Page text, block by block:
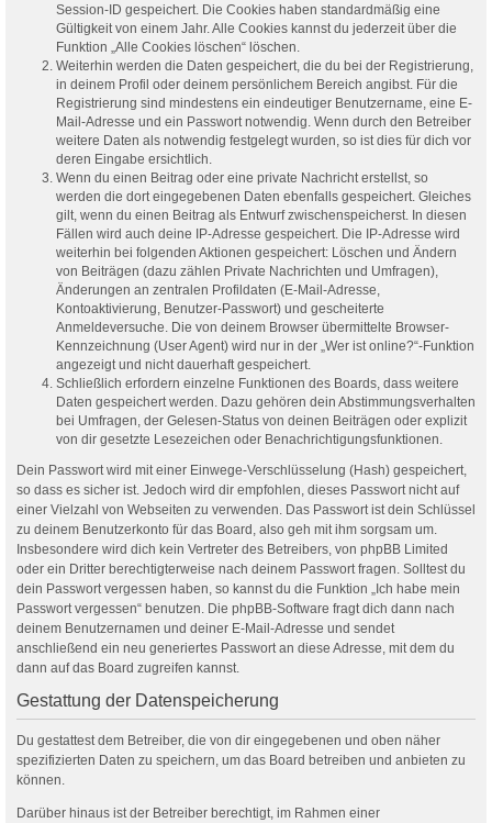
Session-ID gespeichert. Die Cookies haben standardmäßig eine
Gültigkeit von einem Jahr. Alle Cookies kannst du jederzeit über die
Funktion „Alle Cookies löschen“ löschen.
Weiterhin werden die Daten gespeichert, die du bei der Registrierung,
in deinem Profil oder deinem persönlichem Bereich angibst. Für die
Registrierung sind mindestens ein eindeutiger Benutzername, eine E-
Mail-Adresse und ein Passwort notwendig. Wenn durch den Betreiber
weitere Daten als notwendig festgelegt wurden, so ist dies für dich vor
deren Eingabe ersichtlich.
Wenn du einen Beitrag oder eine private Nachricht erstellst, so
werden die dort eingegebenen Daten ebenfalls gespeichert. Gleiches
gilt, wenn du einen Beitrag als Entwurf zwischenspeicherst. In diesen
Fällen wird auch deine IP-Adresse gespeichert. Die IP-Adresse wird
weiterhin bei folgenden Aktionen gespeichert: Löschen und Ändern
von Beiträgen (dazu zählen Private Nachrichten und Umfragen),
Änderungen an zentralen Profildaten (E-Mail-Adresse,
Kontoaktivierung, Benutzer-Passwort) und gescheiterte
Anmeldeversuche. Die von deinem Browser übermittelte Browser-
Kennzeichnung (User Agent) wird nur in der „Wer ist online?“-Funktion
angezeigt und nicht dauerhaft gespeichert.
Schließlich erfordern einzelne Funktionen des Boards, dass weitere
Daten gespeichert werden. Dazu gehören dein Abstimmungsverhalten
bei Umfragen, der Gelesen-Status von deinen Beiträgen oder explizit
von dir gesetzte Lesezeichen oder Benachrichtigungsfunktionen.
Dein Passwort wird mit einer Einwege-Verschlüsselung (Hash) gespeichert,
so dass es sicher ist. Jedoch wird dir empfohlen, dieses Passwort nicht auf
einer Vielzahl von Webseiten zu verwenden. Das Passwort ist dein Schlüssel
zu deinem Benutzerkonto für das Board, also geh mit ihm sorgsam um.
Insbesondere wird dich kein Vertreter des Betreibers, von phpBB Limited
oder ein Dritter berechtigterweise nach deinem Passwort fragen. Solltest du
dein Passwort vergessen haben, so kannst du die Funktion „Ich habe mein
Passwort vergessen“ benutzen. Die phpBB-Software fragt dich dann nach
deinem Benutzernamen und deiner E-Mail-Adresse und sendet
anschließend ein neu generiertes Passwort an diese Adresse, mit dem du
dann auf das Board zugreifen kannst.
Gestattung der Datenspeicherung
Du gestattest dem Betreiber, die von dir eingegebenen und oben näher
spezifizierten Daten zu speichern, um das Board betreiben und anbieten zu
können.
Darüber hinaus ist der Betreiber berechtigt, im Rahmen einer